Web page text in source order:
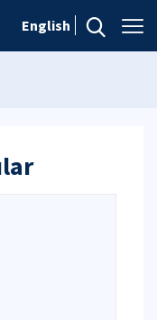
English